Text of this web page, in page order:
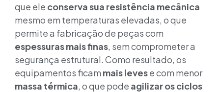
que ele conserva sua resistência mecânica
mesmo em temperaturas elevadas, o que
permite a fabricação de peças com
espessuras mais finas, sem comprometer a
segurança estrutural. Como resultado, os
equipamentos ficam mais levese com menor
massa térmica, o que pode agilizar os ciclos